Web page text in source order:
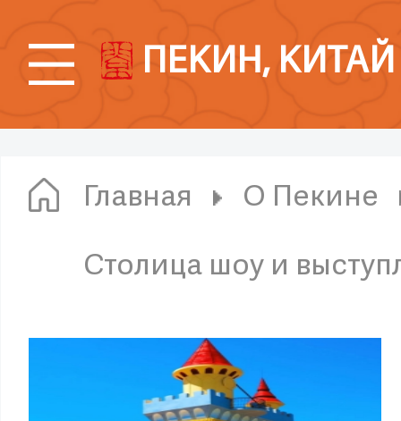
ПЕКИН, КИТАЙ
Главная
О Пекине
Столица шоу и